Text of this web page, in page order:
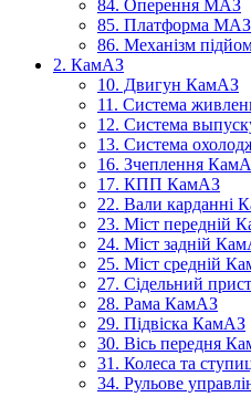
84. Оперення МАЗ
85. Платформа МАЗ
86. Механізм
2. КамАЗ
10. Двигун КамАЗ
11. Система
12. Система
13. Система
16. Зчеплення
17. КПП КамАЗ
22. Вали карданні
23. Міст передній
24. Міст задній
25. Міст средній
27. Сідельний
28. Рама КамАЗ
29. Підвіска КамАЗ
30. Вісь передня
31. Колеса та
34. Рульове